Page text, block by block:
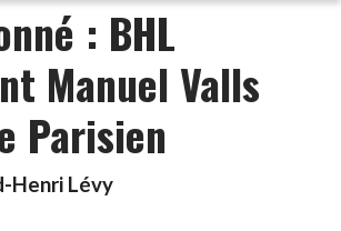
: BHL
Manuel Valls
Parisien
Henri Lévy